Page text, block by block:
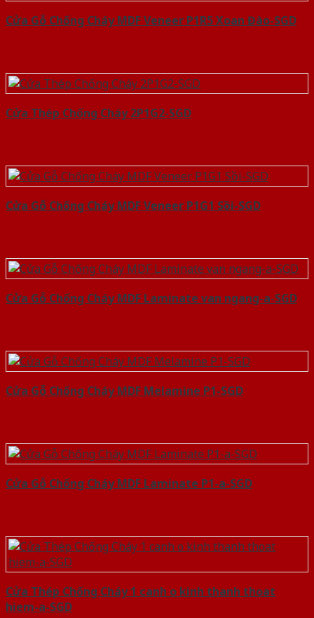
Cửa Gỗ Chống Cháy MDF Veneer P1R5 Xoan Đào-SGD
Cửa Thép Chống Cháy 2P1G2-SGD
Cửa Gỗ Chống Cháy MDF Veneer P1G1 Sồi-SGD
Cửa Gỗ Chống Cháy MDF Laminate van ngang-a-SGD
Cửa Gỗ Chống Cháy MDF Melamine P1-SGD
Cửa Gỗ Chống Cháy MDF Laminate P1-a-SGD
Cửa Thép Chống Cháy 1 canh o kinh thanh thoat
hiem-a-SGD